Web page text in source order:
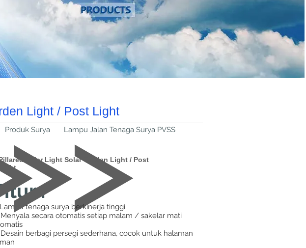
Light / Post Light
Lampu Jalan Tenaga Surya PVSS
Solar Light Solar Garden Light / Post
Light
:
Lampu tenaga surya berkinerja tinggi
Menyala secara otomatis setiap malam / sakelar mati
Desain berbagi persegi sederhana, cocok untuk halaman
Produk Surya